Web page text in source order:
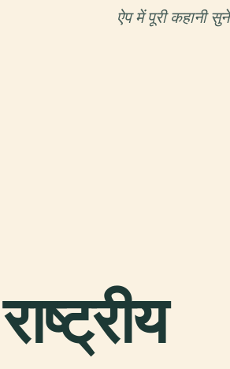
ऐप में पूरी कहानी सुनें